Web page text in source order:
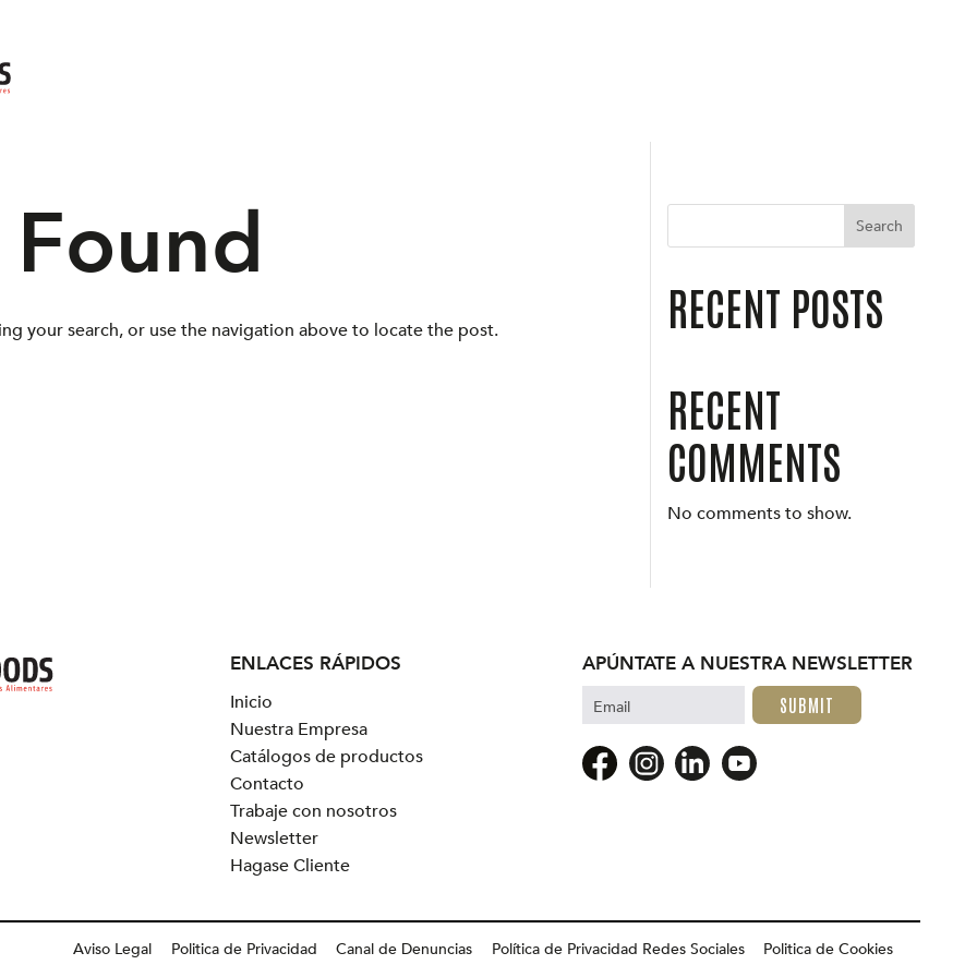
your search, or use the navigation above to locate the post.
Search
RECENT POSTS
RECENT
COMMENTS
No comments to show.
ENLACES RÁPIDOS
Inicio
Nuestra Empresa
Catálogos de productos
Contacto
Trabaje con nosotros
Newsletter
Hagase Cliente
APÚNTATE A NUESTRA NEWSLETTER
Email
Aviso Legal Politica de Privacidad Canal de Denuncias Política de Privacidad Redes Sociales Politica de Cookies